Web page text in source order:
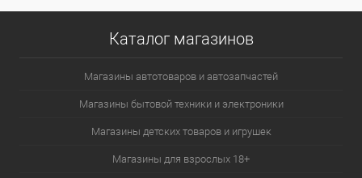
Каталог магазинов
Магазины автотоваров и автозапчастей
Магазины бытовой техники и электроники
Магазины детских товаров и игрушек
Магазины для взрослых 18+